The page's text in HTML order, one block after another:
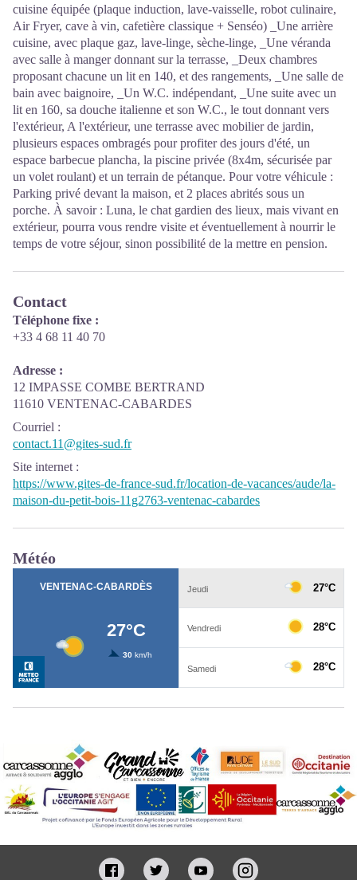
cuisine équipée (plaque induction, lave-vaisselle, robot culinaire,
Air Fryer, cave à vin, cafetière classique + Senséo) _Une arrière
cuisine, avec plaque gaz, lave-linge, sèche-linge, _Une véranda
avec salle à manger donnant sur la terrasse, _Deux chambres
proposant chacune un lit en 140, et des rangements, _Une salle de
bain avec baignoire, _Un W.C. indépendant, _Une suite avec un
lit en 160, sa douche italienne et son W.C., le tout donnant vers
l'extérieur, A l'extérieur, une terrasse avec mobilier de jardin,
plusieurs espaces ombragés pour profiter des jours d'été, un
espace barbecue plancha, la piscine privée (8x4m, sécurisée par
un volet roulant) et un terrain de pétanque. Pour votre véhicule :
Parking privé devant la maison, et 2 places abrités sous un
porche. À savoir : Luna, le chat gardien des lieux, mais vivant en
extérieur, pourra vous rendre visite et éventuellement à nourrir le
temps de votre séjour, sinon possibilité de la mettre en pension.
Contact
Téléphone fixe :
+33 4 68 11 40 70
Adresse :
12 IMPASSE COMBE BERTRAND
11610 VENTENAC-CABARDES
Courriel :
contact.11@gites-sud.fr
Site internet :
https://www.gites-de-france-sud.fr/location-de-vacances/aude/la-
maison-du-petit-bois-11g2763-ventenac-cabardes
Météo